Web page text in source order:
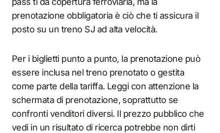
prenotazione obbligatoria è ciò che ti assicura il
posto su un treno SJ ad alta velocità.
Per i biglietti punto a punto, la prenotazione può
essere inclusa nel treno prenotato o gestita
come parte della tariffa. Leggi con attenzione la
schermata di prenotazione, soprattutto se
confronti venditori diversi. Il prezzo pubblico che
vedi in un risultato di ricerca potrebbe non dirti